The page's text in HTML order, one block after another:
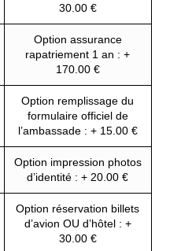
30.00 €
Option assurance
rapatriement 1 an : +
170.00 €
Option remplissage du
formulaire officiel de
l’ambassade : + 15.00 €
Option impression photos
d’identité : + 20.00 €
Option réservation billets
d’avion OU d’hôtel : +
30.00 €